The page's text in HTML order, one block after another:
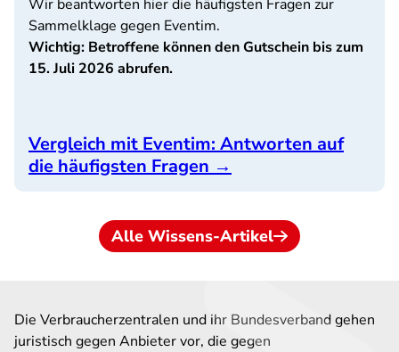
Wir beantworten hier die häufigsten Fragen zur
Sammelklage gegen Eventim.
Wichtig: Betroffene können den Gutschein bis zum
15. Juli 2026 abrufen.
Vergleich mit Eventim: Antworten auf
die häufigsten Fragen →
Alle Wissens-Artikel
Die Verbraucherzentralen und ihr Bundesverband gehen
juristisch gegen Anbieter vor, die gegen